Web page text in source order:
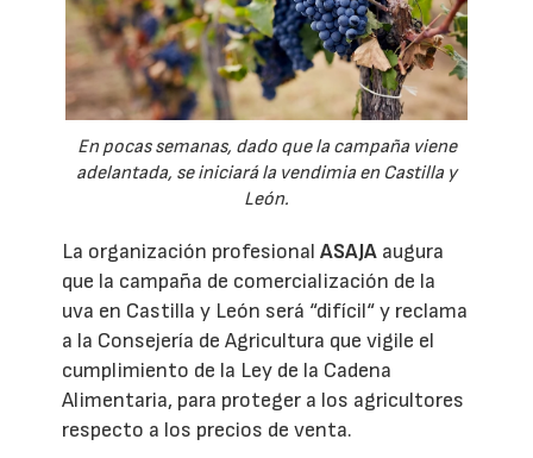
En pocas semanas, dado que la campaña viene
adelantada, se iniciará la vendimia en Castilla y
León.
La organización profesionalASAJA augura
que la campaña de comercialización de la
uva en Castilla y León será “difícil“ y reclama
a la Consejería de Agricultura que vigile el
cumplimiento de la Ley de la Cadena
Alimentaria, para proteger a los agricultores
respecto a los precios de venta.